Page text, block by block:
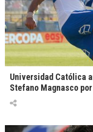
Universidad Católica
Stefano Magnasco